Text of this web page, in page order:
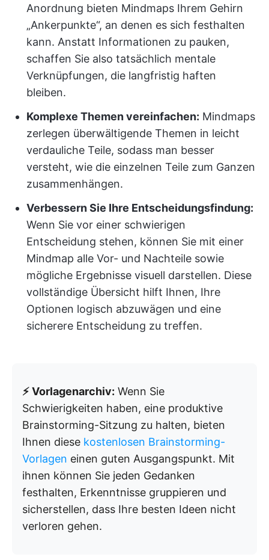
Anordnung bieten Mindmaps Ihrem Gehirn
„Ankerpunkte“, an denen es sich festhalten
kann. Anstatt Informationen zu pauken,
schaffen Sie also tatsächlich mentale
Verknüpfungen, die langfristig haften
bleiben.
Komplexe Themen vereinfachen: Mindmaps
zerlegen überwältigende Themen in leicht
verdauliche Teile, sodass man besser
versteht, wie die einzelnen Teile zum Ganzen
zusammenhängen.
Verbessern Sie Ihre Entscheidungsfindung:
Wenn Sie vor einer schwierigen
Entscheidung stehen, können Sie mit einer
Mindmap alle Vor- und Nachteile sowie
mögliche Ergebnisse visuell darstellen. Diese
vollständige Übersicht hilft Ihnen, Ihre
Optionen logisch abzuwägen und eine
sicherere Entscheidung zu treffen.
⚡ Vorlagenarchiv: Wenn Sie
Schwierigkeiten haben, eine produktive
Brainstorming-Sitzung zu halten, bieten
Ihnen diese kostenlosen Brainstorming-
Vorlagen einen guten Ausgangspunkt. Mit
ihnen können Sie jeden Gedanken
festhalten, Erkenntnisse gruppieren und
sicherstellen, dass Ihre besten Ideen nicht
verloren gehen.